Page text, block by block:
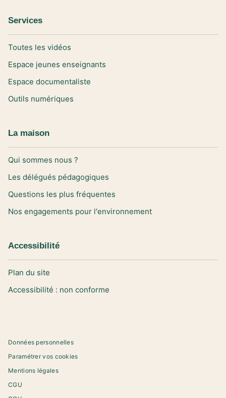
Services
Toutes les vidéos
Espace jeunes enseignants
Espace documentaliste
Outils numériques
La maison
Qui sommes nous ?
Les délégués pédagogiques
Questions les plus fréquentes
Nos engagements pour l'environnement
Accessibilité
Plan du site
Accessibilité : non conforme
Données personnelles
Paramétrer vos cookies
Mentions légales
CGU